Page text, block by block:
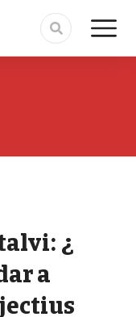
¿
a